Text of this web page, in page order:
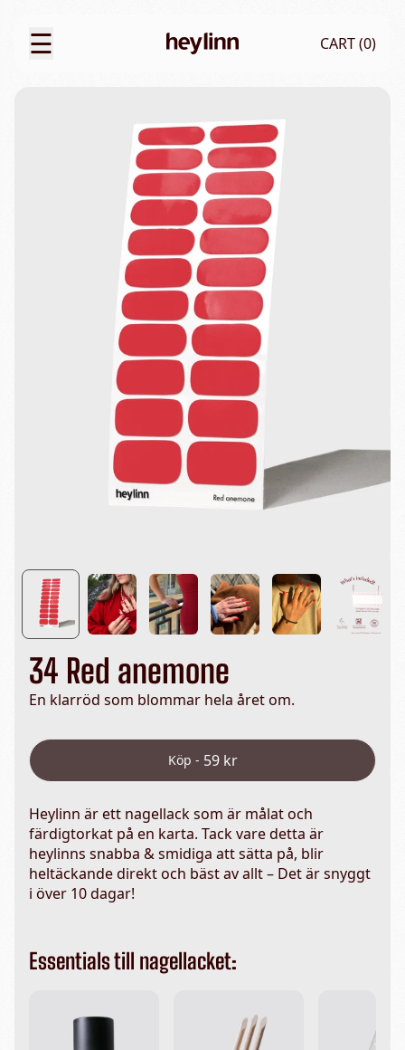
☰ CART (0)
34 Red anemone
En klarröd som blommar hela året om.
Köp - 59 kr
Heylinn är ett nagellack som är målat och
färdigtorkat på en karta. Tack vare detta är
heylinns snabba & smidiga att sätta på, blir
heltäckande direkt och bäst av allt – Det är snyggt
i över 10 dagar!
Essentials till nagellacket: